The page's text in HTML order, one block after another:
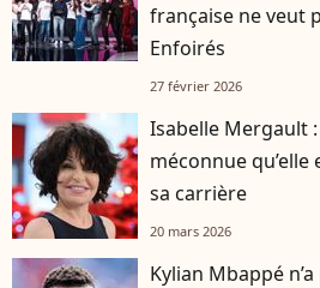
française ne veut
Enfoirés
27 février 2026
Isabelle Mergault
méconnue
sa carrière
20 mars 2026
Kylian Mbappé